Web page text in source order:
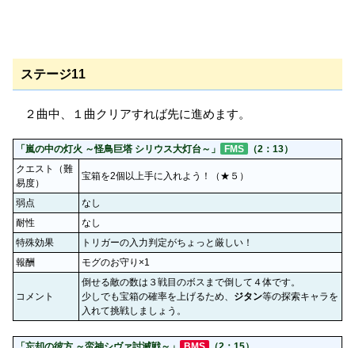
ステージ11
２曲中、１曲クリアすれば先に進めます。
「嵐の中の灯火 ～怪鳥巨塔 シリウス大灯台～」 FMS
（2：13）
クエスト（難
易度）
宝箱を2個以上手に入れよう！（★５）
弱点
なし
耐性
なし
特殊効果
トリガーの入力判定がちょっと厳しい！
報酬
モグのお守り×1
コメント
倒せる敵の数は３戦目のボスまで倒して４体です。
少しでも宝箱の確率を上げるため、 ジタン等の探索キャラを
入れて挑戦しましょう。